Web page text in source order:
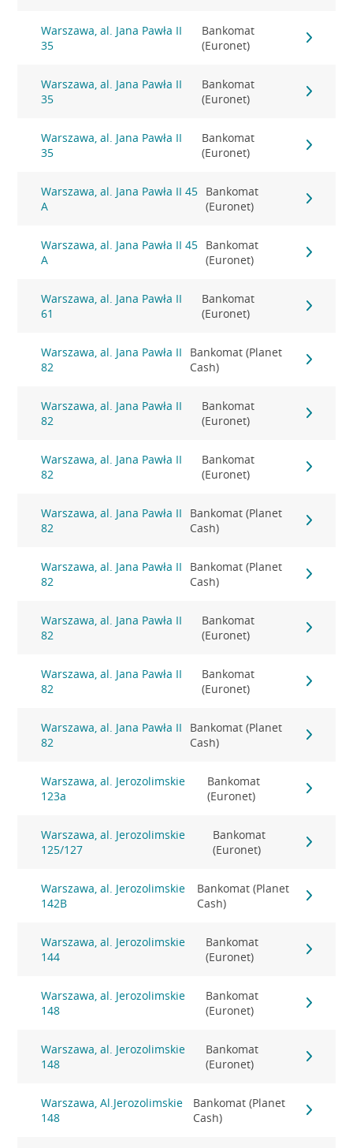
Warszawa, al. Jana Pawła II
35
Bankomat
(Euronet)
Warszawa, al. Jana Pawła II
35
Bankomat
(Euronet)
Warszawa, al. Jana Pawła II
35
Bankomat
(Euronet)
Warszawa, al. Jana Pawła II 45
A
Bankomat
(Euronet)
Warszawa, al. Jana Pawła II 45
A
Bankomat
(Euronet)
Warszawa, al. Jana Pawła II
61
Bankomat
(Euronet)
Warszawa, al. Jana Pawła II
82
Bankomat (Planet
Cash)
Warszawa, al. Jana Pawła II
82
Bankomat
(Euronet)
Warszawa, al. Jana Pawła II
82
Bankomat
(Euronet)
Warszawa, al. Jana Pawła II
82
Bankomat (Planet
Cash)
Warszawa, al. Jana Pawła II
82
Bankomat (Planet
Cash)
Warszawa, al. Jana Pawła II
82
Bankomat
(Euronet)
Warszawa, al. Jana Pawła II
82
Bankomat
(Euronet)
Warszawa, al. Jana Pawła II
82
Bankomat (Planet
Cash)
Warszawa, al. Jerozolimskie
123a
Bankomat
(Euronet)
Warszawa, al. Jerozolimskie
125/127
Bankomat
(Euronet)
Warszawa, al. Jerozolimskie
142B
Bankomat (Planet
Cash)
Warszawa, al. Jerozolimskie
144
Bankomat
(Euronet)
Warszawa, al. Jerozolimskie
148
Bankomat
(Euronet)
Warszawa, al. Jerozolimskie
148
Bankomat
(Euronet)
Warszawa, Al.Jerozolimskie
148
Bankomat (Planet
Cash)